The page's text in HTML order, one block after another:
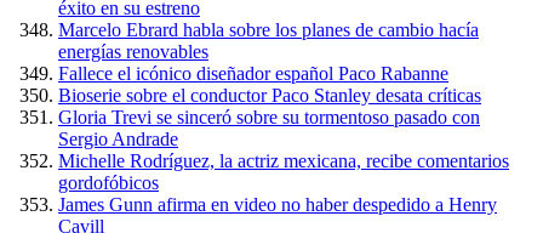
éxito en su estreno
Marcelo Ebrard habla sobre los planes de cambio hacía
energías renovables
Fallece el icónico diseñador español Paco Rabanne
Bioserie sobre el conductor Paco Stanley desata críticas
Gloria Trevi se sinceró sobre su tormentoso pasado con
Sergio Andrade
Michelle Rodríguez, la actriz mexicana, recibe comentarios
gordofóbicos
James Gunn afirma en video no haber despedido a Henry
Cavill